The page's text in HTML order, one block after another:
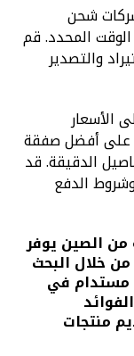
شحن
المحدد. قم
والتصدير
الأسعار
على أفضل صفقة
الدقيقة. قد
الدفع
من الصين يوفر
من خلال البحث
مستدام في
منتجات